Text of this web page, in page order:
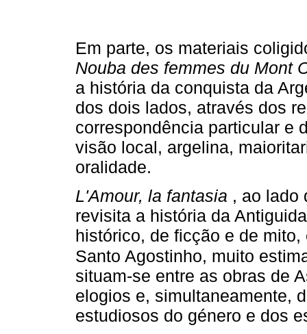
Em parte, os materiais
Nouba des femmes du Mont
a história da conquista da
dos dois lados, através dos
correspondência particular e
visão local, argelina,
oralidade.
L'Amour, la fantasia , ao lado
revisita a história da
histórico, de ficção e de
Santo Agostinho, muito
situam­‑se entre as obras de
elogios e, simultaneamente,
estudiosos do género e dos